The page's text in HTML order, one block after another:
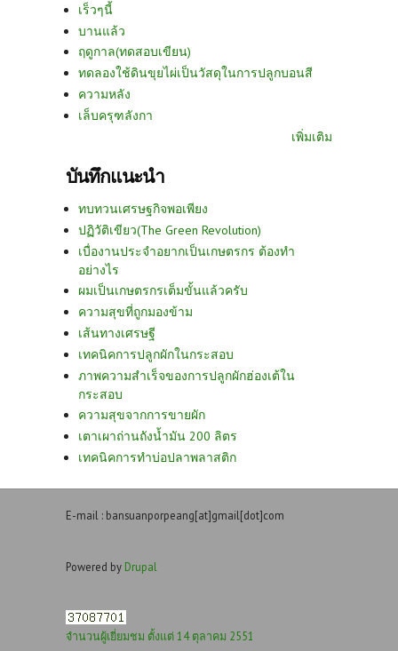
เร็วๆนี้
บานแล้ว
ฤดูกาล(ทดสอบเขียน)
ทดลองใช้ดินขุยไผ่เป็นวัสดุในการปลูกบอนสี
ความหลัง
เล็บครุฑลังกา
เพิ่มเติม
บันทึกแนะนำ
ทบทวนเศรษฐกิจพอเพียง
ปฏิวัติเขียว(The Green Revolution)
เบื่องานประจำอยากเป็นเกษตรกร ต้องทำ
อย่างไร
ผมเป็นเกษตรกรเต็มขั้นแล้วครับ
ความสุขที่ถูกมองข้าม
เส้นทางเศรษฐี
เทคนิคการปลูกผักในกระสอบ
ภาพความสำเร็จของการปลูกผักฮ่องเต้ใน
กระสอบ
ความสุขจากการขายผัก
เตาเผาถ่านถังน้ำมัน 200 ลิตร
เทคนิคการทำบ่อปลาพลาสติก
E-mail : bansuanporpeang[at]gmail[dot]com
Powered by Drupal
จำนวนผู้เยี่ยมชม ตั้งแต่ 14 ตุลาคม 2551